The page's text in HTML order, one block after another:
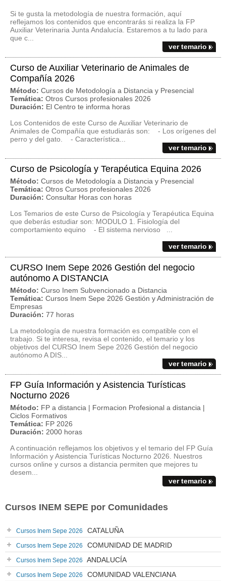
Si te gusta la metodología de nuestra formación, aquí
reflejamos los contenidos que encontrarás si realiza la FP
Auxiliar Veterinaria Junta Andalucía. Estaremos a tu lado para
que c...
ver temario
Curso de Auxiliar Veterinario de Animales de
Compañía 2026
Método: Cursos de Metodología a Distancia y Presencial
Temática: Otros Cursos profesionales 2026
Duración: El Centro te informa horas
Los Contenidos de este Curso de Auxiliar Veterinario de
Animales de Compañía que estudiarás son: - Los orígenes del
perro y del gato. - Característica...
ver temario
Curso de Psicología y Terapéutica Equina 2026
Método: Cursos de Metodología a Distancia y Presencial
Temática: Otros Cursos profesionales 2026
Duración: Consultar Horas con horas
Los Temarios de este Curso de Psicología y Terapéutica Equina
que deberás estudiar son: MODULO 1. Fisiología del
comportamiento equino - El sistema nervioso ...
ver temario
CURSO Inem Sepe 2026 Gestión del negocio
autónomo A DISTANCIA
Método: Curso Inem Subvencionado a Distancia
Temática: Cursos Inem Sepe 2026 Gestión y Administración de
Empresas
Duración: 77 horas
La metodología de nuestra formación es compatible con el
trabajo. Si te interesa, revisa el contenido, el temario y los
objetivos del CURSO Inem Sepe 2026 Gestión del negocio
autónomo A DIS...
ver temario
FP Guía Información y Asistencia Turísticas
Nocturno 2026
Método: FP a distancia | Formacion Profesional a distancia |
Ciclos Formativos
Temática: FP 2026
Duración: 2000 horas
A continuación reflejamos los objetivos y el temario del FP Guía
Información y Asistencia Turísticas Nocturno 2026. Nuestros
cursos online y cursos a distancia permiten que mejores tu
desem...
ver temario
Cursos INEM SEPE por Comunidades
Cursos Inem Sepe 2026 CATALUÑA
Cursos Inem Sepe 2026 COMUNIDAD DE MADRID
Cursos Inem Sepe 2026 ANDALUCÍA
Cursos Inem Sepe 2026 COMUNIDAD VALENCIANA